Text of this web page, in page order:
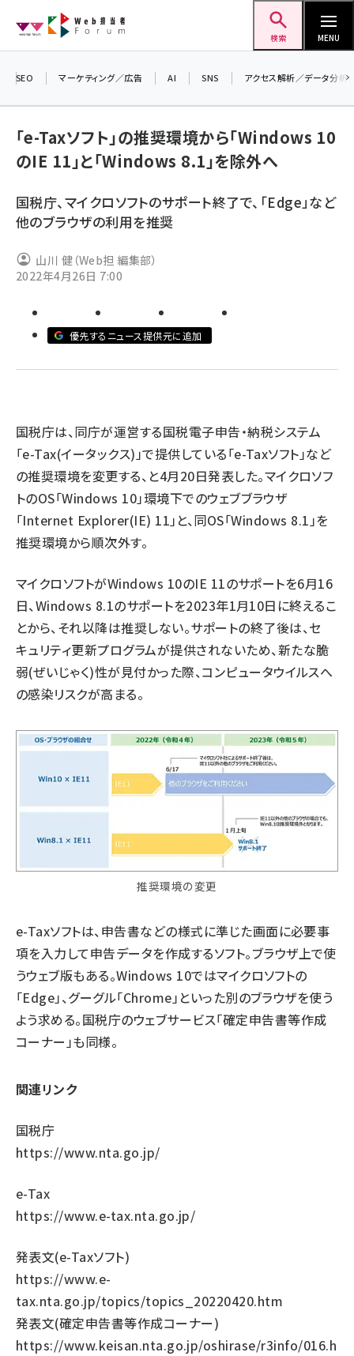
ン
検索 MENU
ai (2820)
note (2322)
z世代 (1629)
SEO マーケティング／広告 AI SNS アクセス解析／データ分析
「e-Taxソフト」の推奨環境から「Windows 10
のIE 11」と「Windows 8.1」を除外へ
国税庁、マイクロソフトのサポート終了で、「Edge」など
他のブラウザの利用を推奨
山川 健（Web担 編集部）
2022年4月26日 7:00
優先するニュース提供元に追加
国税庁は、同庁が運営する国税電子申告・納税システム
「e-Tax(イータックス)」で提供している「e-Taxソフト」など
の推奨環境を変更する、と4月20日発表した。マイクロソフ
トのOS「Windows 10」環境下でのウェブブラウザ
「Internet Explorer(IE) 11」と、同OS「Windows 8.1」を
推奨環境から順次外す。
マイクロソフトがWindows 10のIE 11のサポートを6月16
日、Windows 8.1のサポートを2023年1月10日に終えるこ
とから、それ以降は推奨しない。サポートの終了後は、セ
キュリティ更新プログラムが提供されないため、新たな脆
弱(ぜいじゃく)性が見付かった際、コンピュータウイルスへ
の感染リスクが高まる。
推奨環境の変更
e-Taxソフトは、申告書などの様式に準じた画面に必要事
項を入力して申告データを作成するソフト。ブラウザ上で使
うウェブ版もある。Windows 10ではマイクロソフトの
「Edge」、グーグル「Chrome」といった別のブラウザを使う
よう求める。国税庁のウェブサービス「確定申告書等作成
コーナー」も同様。
関連リンク
国税庁
https://www.nta.go.jp/
e-Tax
https://www.e-tax.nta.go.jp/
発表文(e-Taxソフト)
https://www.e-
tax.nta.go.jp/topics/topics_20220420.htm
発表文(確定申告書等作成コーナー)
https://www.keisan.nta.go.jp/oshirase/r3info/016.h
る